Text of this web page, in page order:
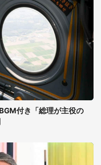
付き「総理が主役の